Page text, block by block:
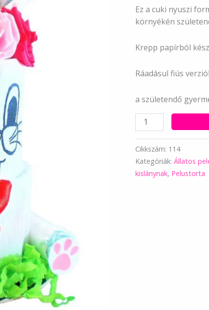
Ez a cuki nyuszi
környékén
Krepp papírból
Ráadásul fiús
a születendő
Kislány
nyuszi
pelenkatorta
mennyiség
Cikkszám: 114
Kategóriák: Állatos
kislánynak, Pelustorta